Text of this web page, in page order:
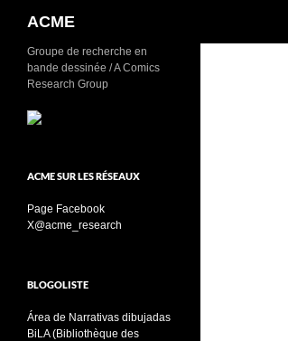
Aller
ACME
Groupe de recherche en
bande dessinée / A Comics
Research Group
ACME SUR LES RÉSEAUX
Page Facebook
X@acme_research
BLOGOLISTE
Área de Narrativas dibujadas
BiLA (Bibliothèque des